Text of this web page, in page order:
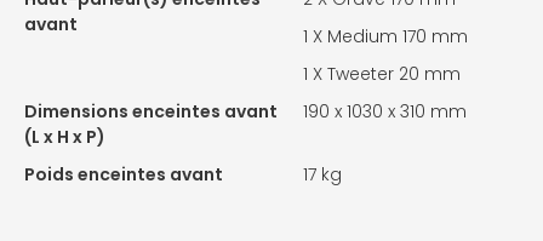
avant
1 X Medium 170 mm
1 X Tweeter 20 mm
Dimensions enceintes avant
(L x H x P)
190 x 1030 x 310 mm
Poids enceintes avant 17 kg